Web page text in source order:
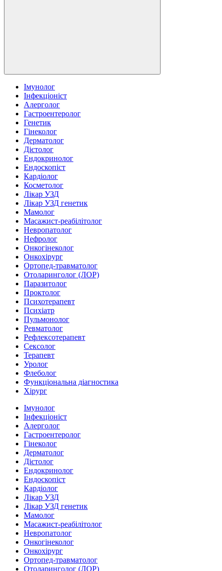
Імунолог
Інфекціоніст
Алерголог
Гастроентеролог
Генетик
Гінеколог
Дерматолог
Дієтолог
Ендокринолог
Ендоскопіст
Кардіолог
Косметолог
Лікар УЗД
Лікар УЗД генетик
Мамолог
Масажист-реабілітолог
Невропатолог
Нефролог
Онкогінеколог
Онкохірург
Ортопед-травматолог
Отоларинголог (ЛОР)
Паразитолог
Проктолог
Психотерапевт
Психіатр
Пульмонолог
Ревматолог
Рефлексотерапевт
Сексолог
Терапевт
Уролог
Флеболог
Функціональна діагностика
Хірург
Імунолог
Інфекціоніст
Алерголог
Гастроентеролог
Гінеколог
Дерматолог
Дієтолог
Ендокринолог
Ендоскопіст
Кардіолог
Лікар УЗД
Лікар УЗД генетик
Мамолог
Масажист-реабілітолог
Невропатолог
Онкогінеколог
Онкохірург
Ортопед-травматолог
Отоларинголог (ЛОР)